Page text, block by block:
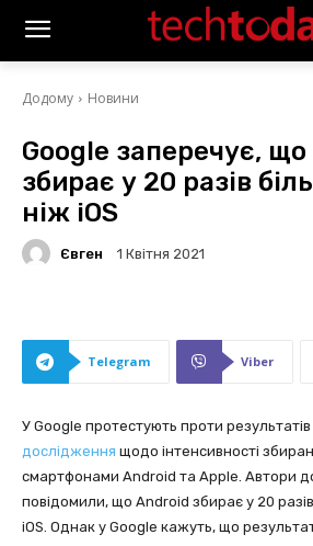
Додому Новини
Google заперечує,
збирає у 20 разів
ніж iOS
Євген 1 Квітня 2021
Telegram Viber
У Google протестують проти результатів
дослідження щодо інтенсивності
смартфонами Android та Apple. Автори
повідомили, що Android збирає у 20
iOS. Однак у Google кажуть, що